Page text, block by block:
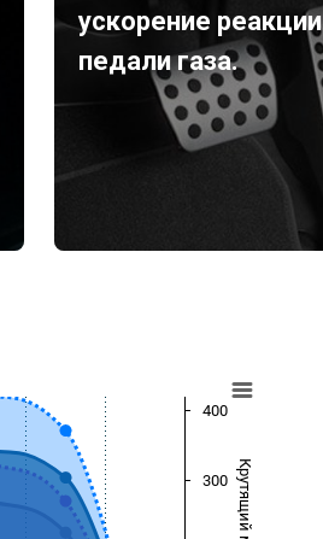
ускорение реакции
педали газа.
300
400